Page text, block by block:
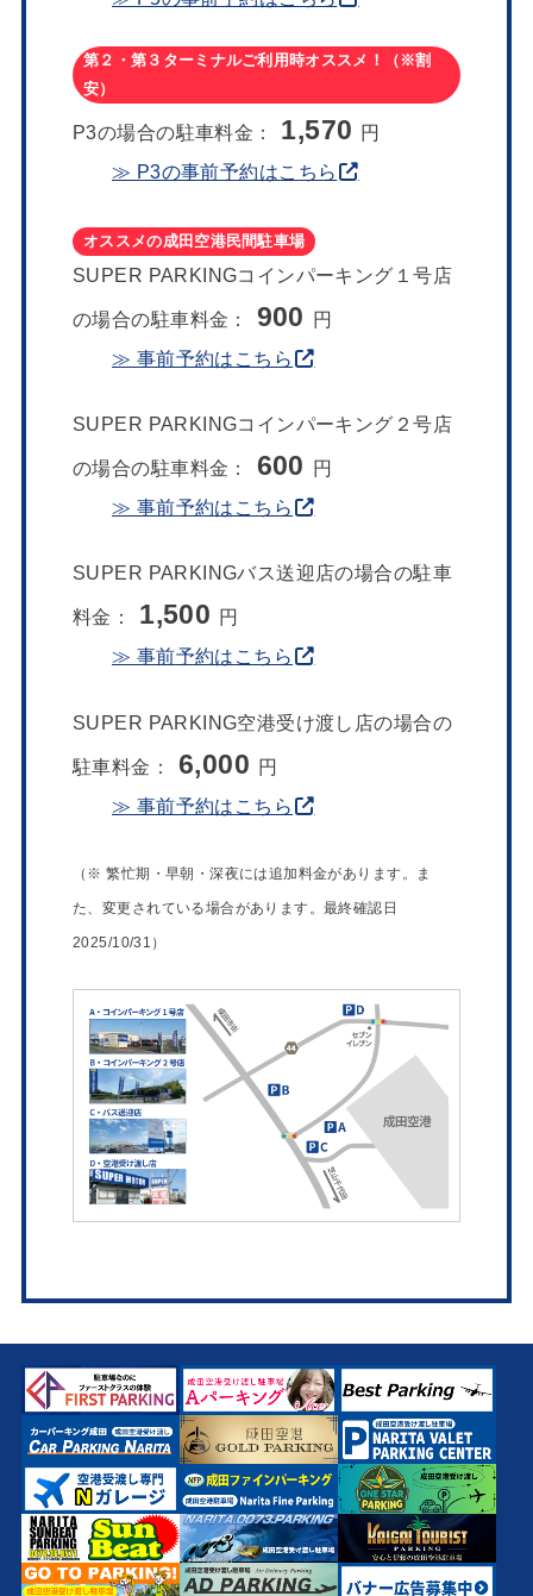
第２・第３ターミナルご利用時オススメ！（※割
安）
P3の場合の駐車料金： 1,570 円
≫ P3の事前予約はこちら
オススメの成田空港民間駐車場
SUPER PARKINGコインパーキング１号店
の場合の駐車料金： 900 円
≫ 事前予約はこちら
SUPER PARKINGコインパーキング２号店
の場合の駐車料金： 600 円
≫ 事前予約はこちら
SUPER PARKINGバス送迎店の場合の駐車
料金： 1,500 円
≫ 事前予約はこちら
SUPER PARKING空港受け渡し店の場合の
駐車料金： 6,000 円
≫ 事前予約はこちら
（※ 繁忙期・早朝・深夜には追加料金があります。ま
た、変更されている場合があります。最終確認日
2025/10/31）